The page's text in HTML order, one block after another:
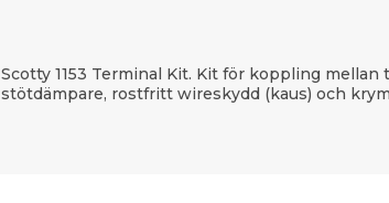
Scotty 1153 Terminal Kit. Kit för koppling
stötdämpare, rostfritt wireskydd (kaus) och